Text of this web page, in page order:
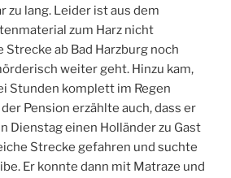
zu lang. Leider ist aus dem
zum Harz nicht
Strecke ab Bad Harzburg noch
weiter geht. Hinzu kam,
Stunden komplett im Regen
Pension erzählte auch, dass er
Dienstag einen Holländer zu Gast
Strecke gefahren und suchte
Er konnte dann mit Matraze und